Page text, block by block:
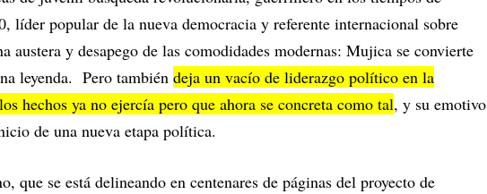
líder popular de la nueva democracia y referente internacional sobre
austera y desapego de las comodidades modernas: Mujica se convierte
leyenda. Pero también deja un vacío de liderazgo político en la
hechos ya no ejercía pero que ahora se concreta como tal, y su emotivo
de una nueva etapa política.
que se está delineando en centenares de páginas del proyecto de